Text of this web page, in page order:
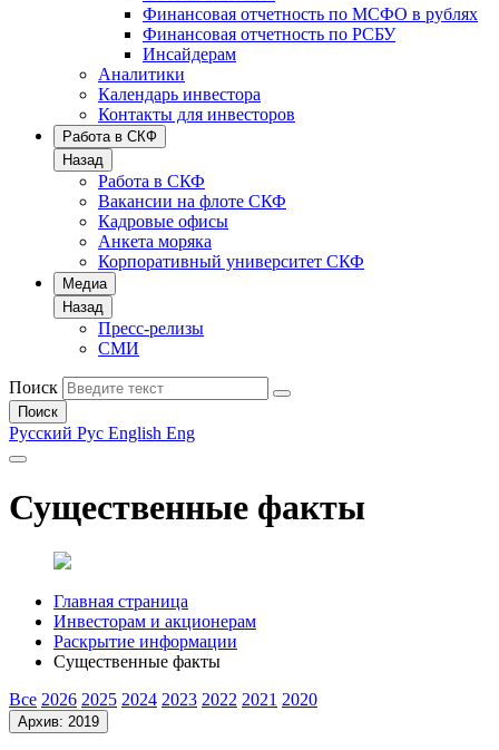
Финансовая отчетность по МСФО в рублях
Финансовая отчетность по РСБУ
Инсайдерам
Аналитики
Календарь инвестора
Контакты для инвесторов
Работа в СКФ
Назад
Работа в СКФ
Вакансии на флоте СКФ
Кадровые офисы
Анкета моряка
Корпоративный университет СКФ
Медиа
Назад
Пресс-релизы
СМИ
Поиск
Поиск
Русский Рус English Eng
Существенные факты
Главная страница
Инвесторам и акционерам
Раскрытие информации
Существенные факты
Все 2026 2025 2024 2023 2022 2021 2020
Архив: 2019